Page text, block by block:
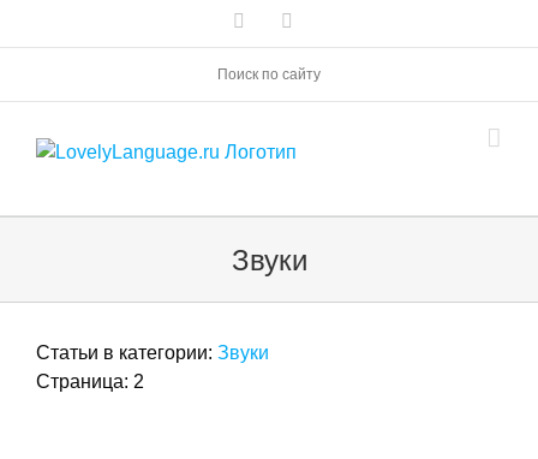
Поиск по сайту
Звуки
Статьи в категории: Звуки
Страница: 2